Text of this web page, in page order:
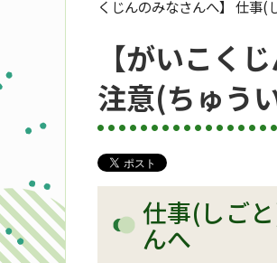
くじんのみなさんへ】 仕事
【がいこく
注意(ちゅう
仕事(しご
んへ